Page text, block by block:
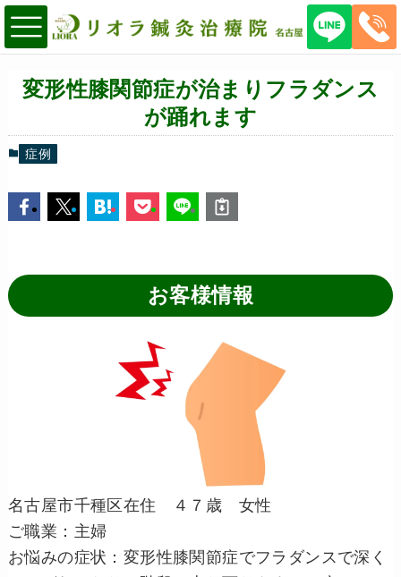
変形性膝関節症が治まりフラダンス
が踊れます
症例
お客様情報
名古屋市千種区在住 ４７歳 女性
ご職業：主婦
お悩みの症状：変形性膝関節症でフラダンスで深く